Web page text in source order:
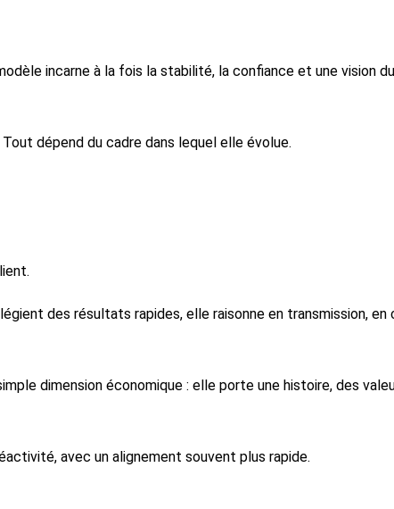
incarne à la fois la stabilité, la confiance et une vision
dépend du cadre dans lequel elle évolue.
des résultats rapides, elle raisonne en transmission,
dimension économique : elle porte une histoire, des
avec un alignement souvent plus rapide.